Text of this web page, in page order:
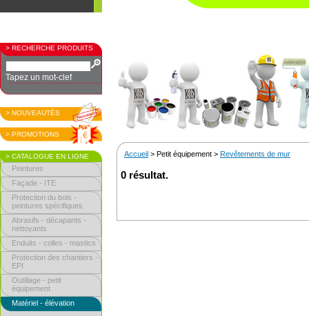
> RECHERCHE PRODUITS
Tapez un mot-clef
> NOUVEAUTÉS
> PROMOTIONS
> CATALOGUE EN LIGNE
Peintures
Façade - ITE
Protection du bois -
peintures spécifiques
Abrasifs - décapants -
nettoyants
Enduits - colles - mastics
Protection des chantiers -
EPI
Outillage - petit
équipement
Matériel - élévation
Accueil > Petit équipement > Revêtements de mur
0 résultat.